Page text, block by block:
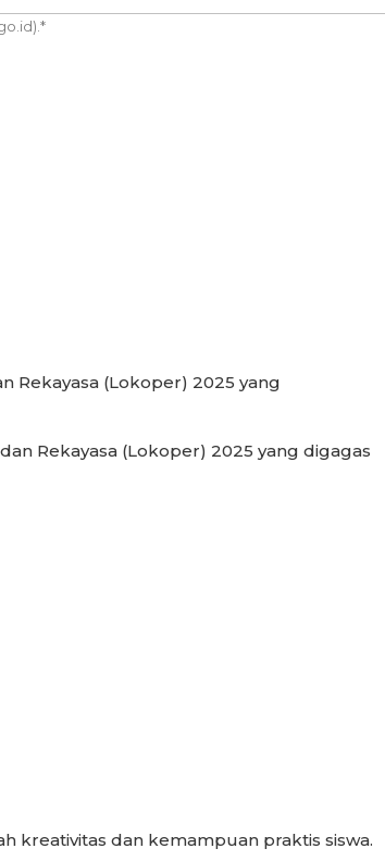
Rekayasa (Lokoper) 2025 yang
Rekayasa (Lokoper) 2025 yang digagas
kreativitas dan kemampuan praktis siswa.